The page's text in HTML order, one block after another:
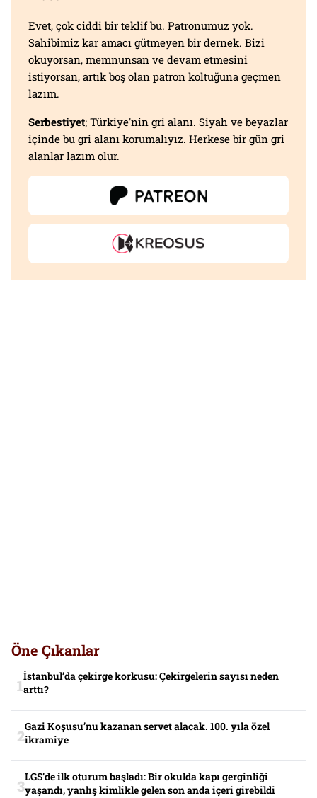
Evet, çok ciddi bir teklif bu. Patronumuz yok.
Sahibimiz kar amacı gütmeyen bir dernek. Bizi
okuyorsan, memnunsan ve devam etmesini
istiyorsan, artık boş olan patron koltuğuna geçmen
lazım.
Serbestiyet; Türkiye'nin gri alanı. Siyah ve beyazlar
içinde bu gri alanı korumalıyız. Herkese bir gün gri
alanlar lazım olur.
Öne Çıkanlar
İstanbul’da çekirge korkusu: Çekirgelerin sayısı neden
arttı?
Gazi Koşusu’nu kazanan servet alacak. 100. yıla özel
ikramiye
LGS’de ilk oturum başladı: Bir okulda kapı gerginliği
yaşandı, yanlış kimlikle gelen son anda içeri girebildi